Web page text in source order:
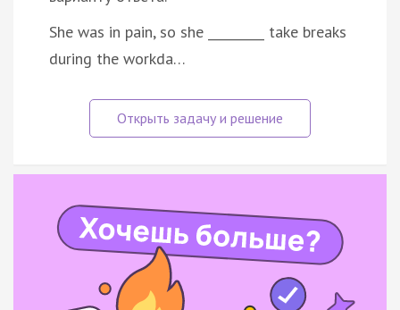
She was in pain, so she _________ take breaks
during the workda…